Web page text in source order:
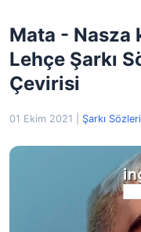
Mata - Nasza
Lehçe Şarkı
Çevirisi
01 Ekim 2021 Şarkı